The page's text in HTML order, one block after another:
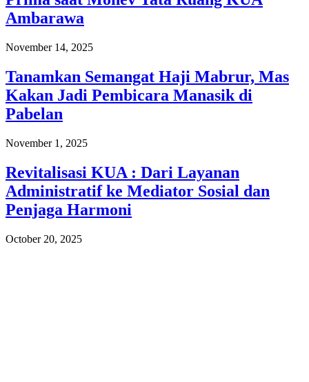
Ambarawa
November 14, 2025
Tanamkan Semangat Haji Mabrur, Mas
Kakan Jadi Pembicara Manasik di
Pabelan
November 1, 2025
Revitalisasi KUA : Dari Layanan
Administratif ke Mediator Sosial dan
Penjaga Harmoni
October 20, 2025